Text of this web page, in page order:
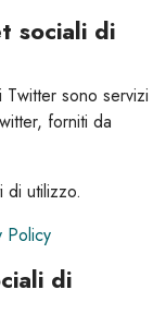
sociali di
sono servizi
forniti da
di utilizzo.
Policy
di